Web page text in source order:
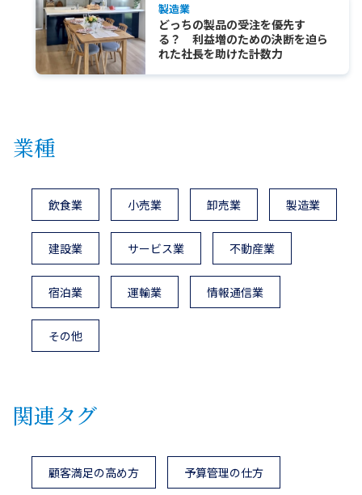
製造業
どっちの製品の受注を優先す
る？ 利益増のための決断を迫ら
れた社長を助けた計数力
業種
飲食業 小売業 卸売業 製造業
建設業 サービス業 不動産業
宿泊業 運輸業 情報通信業
その他
関連タグ
顧客満足の高め方 予算管理の仕方